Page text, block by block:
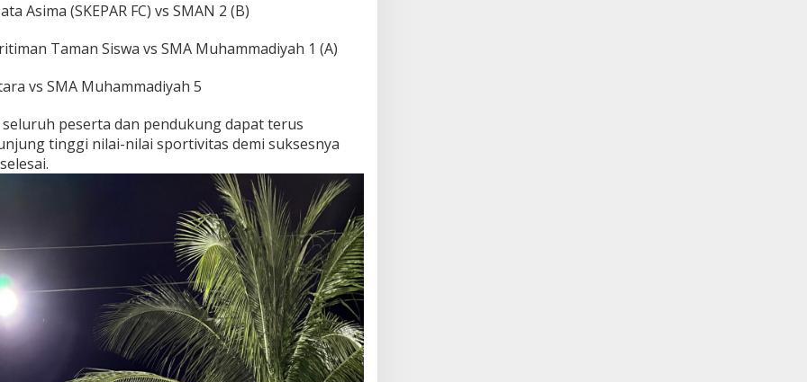
Asima (SKEPAR FC) vs SMAN 2 (B)
Taman Siswa vs SMA Muhammadiyah 1 (A)
vs SMA Muhammadiyah 5
peserta dan pendukung dapat terus
tinggi nilai-nilai sportivitas demi suksesnya